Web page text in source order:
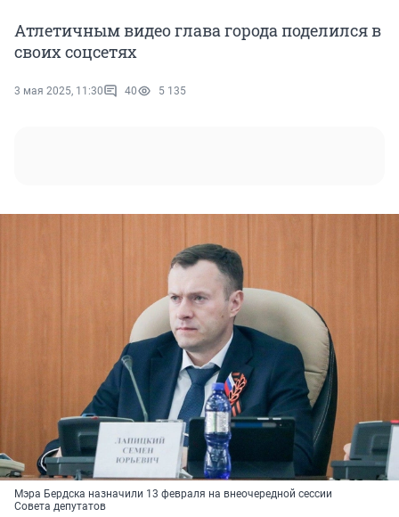
Атлетичным видео глава города поделился в
своих соцсетях
3 мая 2025, 11:30 40 5 135
Мэра Бердска назначили 13 февраля на внеочередной сессии
Совета депутатов